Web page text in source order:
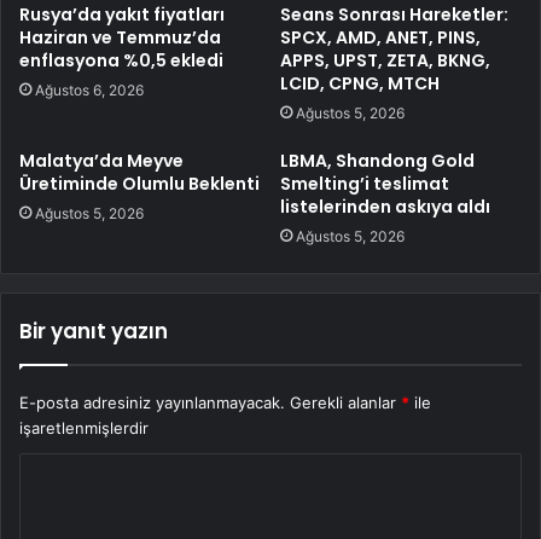
Rusya’da yakıt fiyatları
Haziran ve Temmuz’da
enflasyona %0,5 ekledi
Ağustos 6, 2026
Seans Sonrası Hareketler:
SPCX, AMD, ANET, PINS,
APPS, UPST, ZETA, BKNG,
LCID, CPNG, MTCH
Ağustos 5, 2026
Malatya’da Meyve
Üretiminde Olumlu Beklenti
Ağustos 5, 2026
LBMA, Shandong Gold
Smelting’i teslimat
listelerinden askıya aldı
Ağustos 5, 2026
Bir yanıt yazın
E-posta adresiniz yayınlanmayacak. Gerekli alanlar * ile
işaretlenmişlerdir